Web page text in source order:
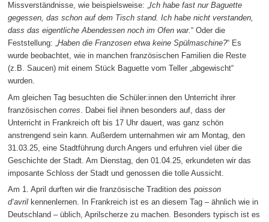
Missverständnisse, wie beispielsweise: „Ich habe fast nur Baguette
gegessen, das schon auf dem Tisch stand. Ich habe nicht verstanden,
dass das eigentliche Abendessen noch im Ofen war.“ Oder die
Feststellung: „Haben die Franzosen etwa keine Spülmaschine?“ Es
wurde beobachtet, wie in manchen französischen Familien die Reste
(z.B. Saucen) mit einem Stück Baguette vom Teller „abgewischt“
wurden.
Am gleichen Tag besuchten die Schüler:innen den Unterricht ihrer
französischencorres . Dabei fiel ihnen besonders auf, dass der
Unterricht in Frankreich oft bis 17 Uhr dauert, was ganz schön
anstrengend sein kann. Außerdem unternahmen wir am Montag, den
31.03.25, eine Stadtführung durch Angers und erfuhren viel über die
Geschichte der Stadt. Am Dienstag, den 01.04.25, erkundeten wir das
imposante Schloss der Stadt und genossen die tolle Aussicht.
Am 1. April durften wir die französische Tradition despoisson
d‘avril kennenlernen. In Frankreich ist es an diesem Tag – ähnlich wie in
Deutschland – üblich, Aprilscherze zu machen. Besonders typisch ist es